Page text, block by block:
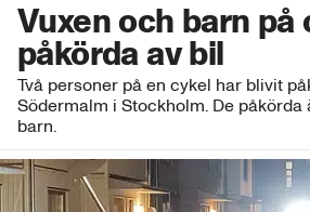
Vuxen och barn på
påkörda av bil
Två personer på en cykel har blivit
Södermalm i Stockholm. De påkörda
barn.